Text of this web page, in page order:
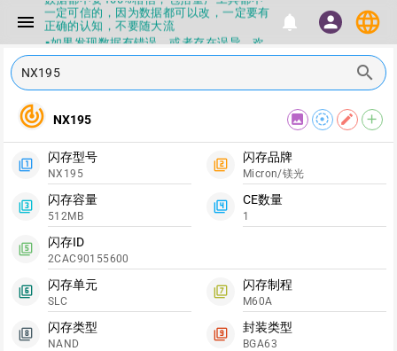
menu
一定可信的，因为数据都可以改，一定要有
正确的认知，不要随大流
▪如果发现数据有错误，或者存在误导，欢
迎积极反馈，Flashinfo尽量维护最正确的
指导性数据
▪兄弟们没事不要乱下载量产工具，过分了
下载服务会暂停一段时间才能恢复
▪Flashinfo提供的所有数据仅供参考，DIY
本来就有不确定性，任何第三方工具提供的
数据都不要100%相信，包括量产工具都不
一定可信的，因为数据都可以改，一定要有
正确的认知，不要随大流
▪如果发现数据有错误，或者存在误导，欢
迎积极反馈，Flashinfo尽量维护最正确的
指导性数据
▪Flashinfo APP更新技术规格和量产工具标
签啦，使用更加丝滑，快点击下载吧
notifications person language
search
track_changes NX195 image filter_tilt_shift edit add
filter_1
闪存型号
NX195
filter_2
闪存品牌
Micron/镁光
filter_3
闪存容量
512MB
filter_4
CE数量
1
filter_5
闪存ID
2CAC90155600
filter_6
闪存单元
SLC
filter_7
闪存制程
M60A
filter_8
闪存类型
NAND
filter_9
封装类型
BGA63